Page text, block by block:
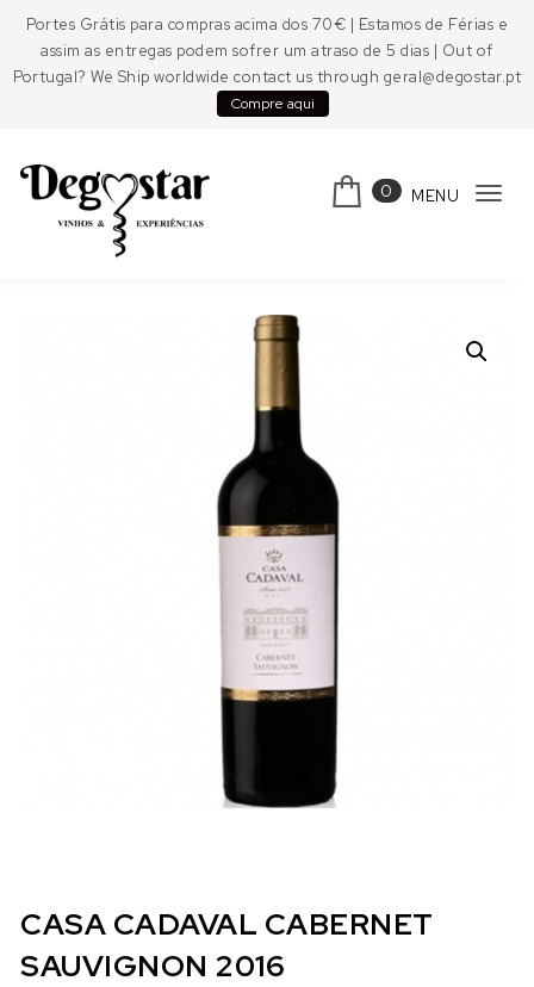
Portes Grátis para compras acima dos 70€ | Estamos de Férias e
assim as entregas podem sofrer um atraso de 5 dias | Out of
Portugal? We Ship worldwide contact us through geral@degostar.pt
Compre aqui
0 MENU
CASA CADAVAL CABERNET
SAUVIGNON 2016